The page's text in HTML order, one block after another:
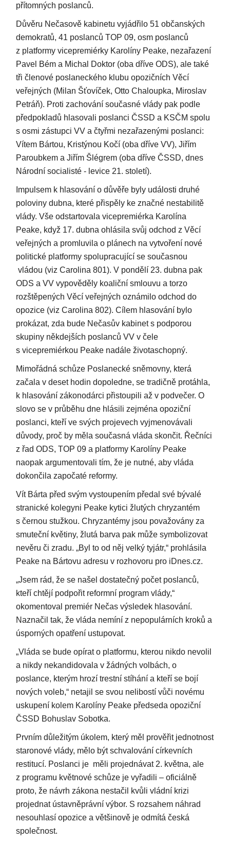
přítomných poslanců.
Důvěru Nečasově kabinetu vyjádřilo 51 občanských
demokratů, 41 poslanců TOP 09, osm poslanců
z platformy vicepremiérky Karolíny Peake, nezařazení
Pavel Bém a Michal Doktor (oba dříve ODS), ale také
tři členové poslaneckého klubu opozičních Věcí
veřejných (Milan Šťovíček, Otto Chaloupka, Miroslav
Petráň). Proti zachování současné vlády pak podle
předpokladů hlasovali poslanci ČSSD a KSČM spolu
s osmi zástupci VV a čtyřmi nezařazenými poslanci:
Vítem Bártou, Kristýnou Kočí (oba dříve VV), Jiřím
Paroubkem a Jiřím Šlégrem (oba dříve ČSSD, dnes
Národní socialisté - levice 21. století).
Impulsem k hlasování o důvěře byly události druhé
poloviny dubna, které přispěly ke značné nestabilitě
vlády. Vše odstartovala vicepremiérka Karolína
Peake, když 17. dubna ohlásila svůj odchod z Věcí
veřejných a promluvila o plánech na vytvoření nové
politické platformy spolupracující se současnou
vládou (viz Carolina 801). V pondělí 23. dubna pak
ODS a VV vypověděly koaliční smlouvu a torzo
rozštěpených Věcí veřejných oznámilo odchod do
opozice (viz Carolina 802). Cílem hlasování bylo
prokázat, zda bude Nečasův kabinet s podporou
skupiny někdejších poslanců VV v čele
s vicepremiérkou Peake nadále životaschopný.
Mimořádná schůze Poslanecké sněmovny, která
začala v deset hodin dopoledne, se tradičně protáhla,
k hlasování zákonodárci přistoupili až v podvečer. O
slovo se v průběhu dne hlásili zejména opoziční
poslanci, kteří ve svých projevech vyjmenovávali
důvody, proč by měla současná vláda skončit. Řečníci
z řad ODS, TOP 09 a platformy Karolíny Peake
naopak argumentovali tím, že je nutné, aby vláda
dokončila započaté reformy.
Vít Bárta před svým vystoupením předal své bývalé
stranické kolegyni Peake kytici žlutých chryzantém
s černou stužkou. Chryzantémy jsou považovány za
smuteční květiny, žlutá barva pak může symbolizovat
nevěru či zradu. „Byl to od něj velký tyjátr,“ prohlásila
Peake na Bártovu adresu v rozhovoru pro iDnes.cz.
„Jsem rád, že se našel dostatečný počet poslanců,
kteří chtějí podpořit reformní program vlády,“
okomentoval premiér Nečas výsledek hlasování.
Naznačil tak, že vláda nemíní z nepopulárních kroků a
úsporných opatření ustupovat.
„Vláda se bude opírat o platformu, kterou nikdo nevolil
a nikdy nekandidovala v žádných volbách, o
poslance, kterým hrozí trestní stíhání a kteří se bojí
nových voleb,“ netajil se svou nelibostí vůči novému
uskupení kolem Karolíny Peake předseda opoziční
ČSSD Bohuslav Sobotka.
Prvním důležitým úkolem, který měl prověřit jednotnost
staronové vlády, mělo být schvalování církevních
restitucí. Poslanci je měli projednávat 2. května, ale
z programu květnové schůze je vyřadili – oficiálně
proto, že návrh zákona nestačil kvůli vládní krizi
projednat ústavněprávní výbor. S rozsahem náhrad
nesouhlasí opozice a většinově je odmítá česká
společnost.